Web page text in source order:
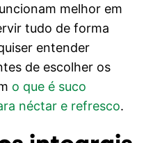
melhor em
tudo de forma
entender
de escolher os
o que é suco
néctar e refresco.